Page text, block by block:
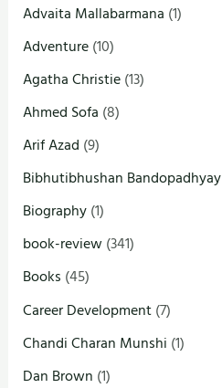
Advaita Mallabarmana (1)
Adventure(10)
Agatha Christie(13)
Ahmed Sofa (8)
Arif Azad (9)
Bibhutibhushan Bandopadhyay
Biography(1)
book-review(341)
Books (45)
Career Development(7)
Chandi Charan Munshi (1)
Dan Brown (1)